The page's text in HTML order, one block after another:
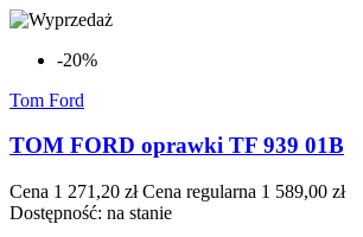
-20%
Tom Ford
TOM FORD oprawki TF 939 01B
Cena 1 271,20 zł Cena regularna 1 589,00 zł
Dostępność: na stanie